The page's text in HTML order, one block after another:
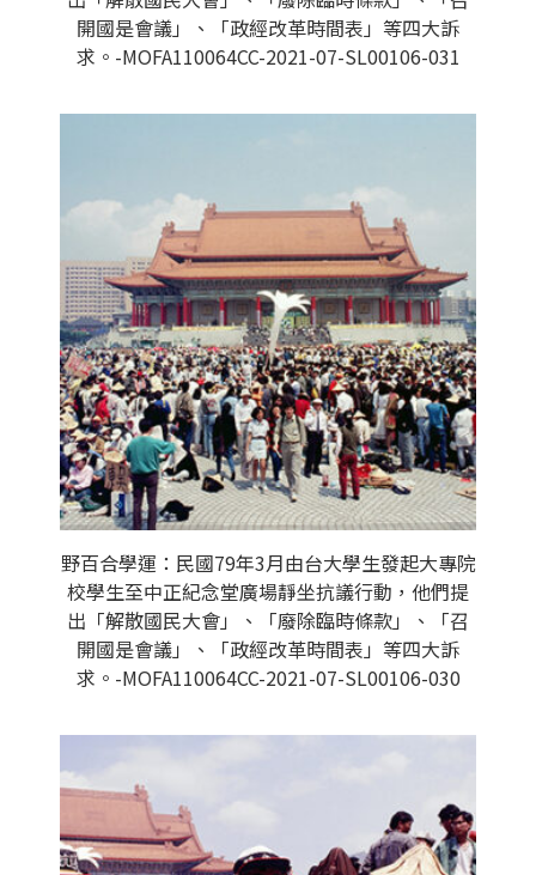
開國是會議」、「政經改革時間表」等四大訴
求。-MOFA110064CC-2021-07-SL00106-031
野百合學運：民國79年3月由台大學生發起大專院
校學生至中正紀念堂廣場靜坐抗議行動，他們提
出「解散國民大會」、「廢除臨時條款」、「召
開國是會議」、「政經改革時間表」等四大訴
求。-MOFA110064CC-2021-07-SL00106-030